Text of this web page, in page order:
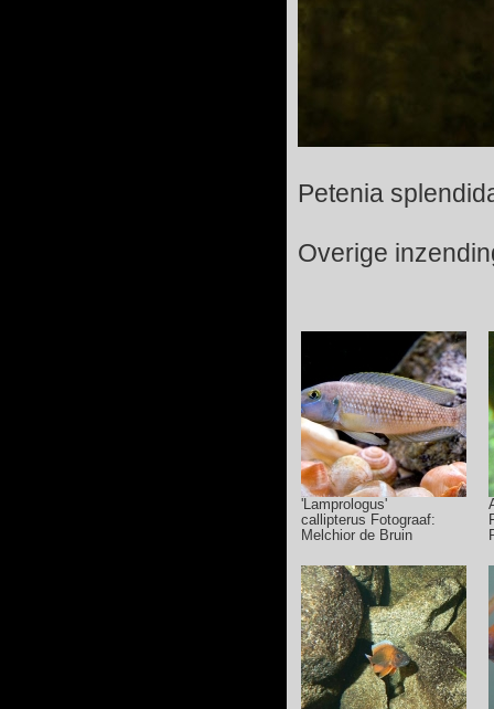
Petenia
Overige
'Lamprologus'
callipterus Fotograaf:
Melchior de Bruin